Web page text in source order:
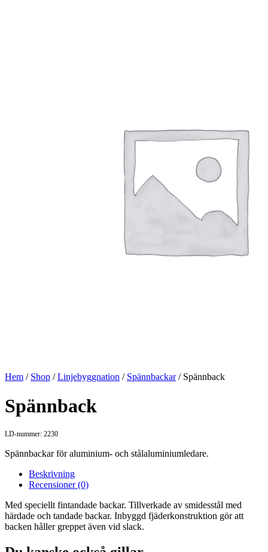
Hem / Shop /Linjebyggnation / Spännbackar/ Spännback
Spännback
LD-nummer: 2230
Spännbackar för aluminium- och stålaluminiumledare.
Beskrivning
Recensioner (0)
Med speciellt fintandade backar. Tillverkade av smidesstål med
härdade och tandade backar. Inbyggd fjäderkonstruktion gör att
backen håller greppet även vid slack.